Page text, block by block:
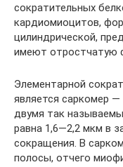
сократительных
кардиомиоцитов,
цилиндрической,
имеют отростчатую
Элементарной
является саркомер
двумя так
равна 1,6—2,2 мкм в
сокращения. В
полосы, отчего